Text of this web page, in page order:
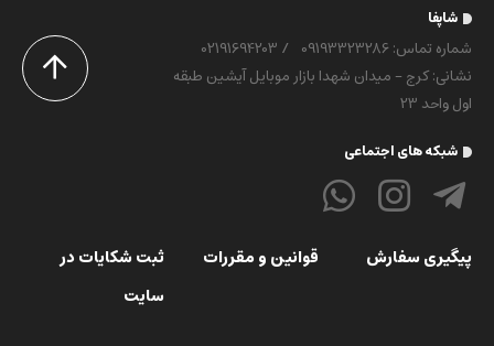
شاپفا
شماره تماس‌: 09193323286 /
02191694203
نشانی: کرج - میدان شهدا بازار موبایل آیشین طبقه
اول واحد 23
شبکه های اجتماعی
پیگیری سفارش قوانین و مقررات
ثبت شکایات در
سایت